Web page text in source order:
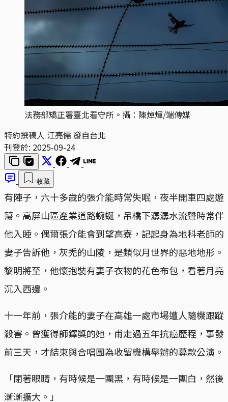
法務部矯正署臺北看守所。攝：陳焯煇/端傳媒
特約撰稿人 江亮儒 發自台北
刊登於: 2025-09-24
收藏
有陣子，六十多歲的張介能時常失眠，夜半開車四處遊
蕩。高屏山區產業道路蜿蜒，吊橋下潺潺水流聲時常伴
他入睡。偶爾張介能會到望高寮，記起身為地科老師的
妻子告訴他，灰禿的山陵，是類似月世界的惡地地形。
黎明將至，他懷抱裝有妻子衣物的花色布包，看著月亮
沉入西邊。
十一年前，張介能的妻子在高雄一處市場遭人隨機跟蹤
殺害。曾獲得師鐸獎的她，甫走過五年抗癌歷程，事發
前三天，才結束與合唱團為收留機構舉辦的募款公演。
「閉著眼睛，有時候是一團黑，有時候是一團白，然後
漸漸擴大。」